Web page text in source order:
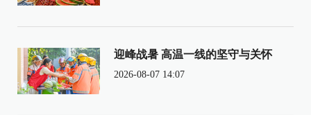
迎峰战暑 高温一线的坚守与关怀
2026-08-07 14:07